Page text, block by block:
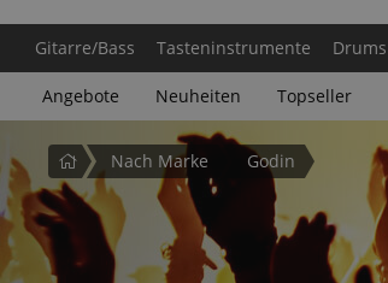
Gitarre/Bass Tasteninstrumente Drums
Angebote Neuheiten Topseller
StartseiteNach Marke Godin